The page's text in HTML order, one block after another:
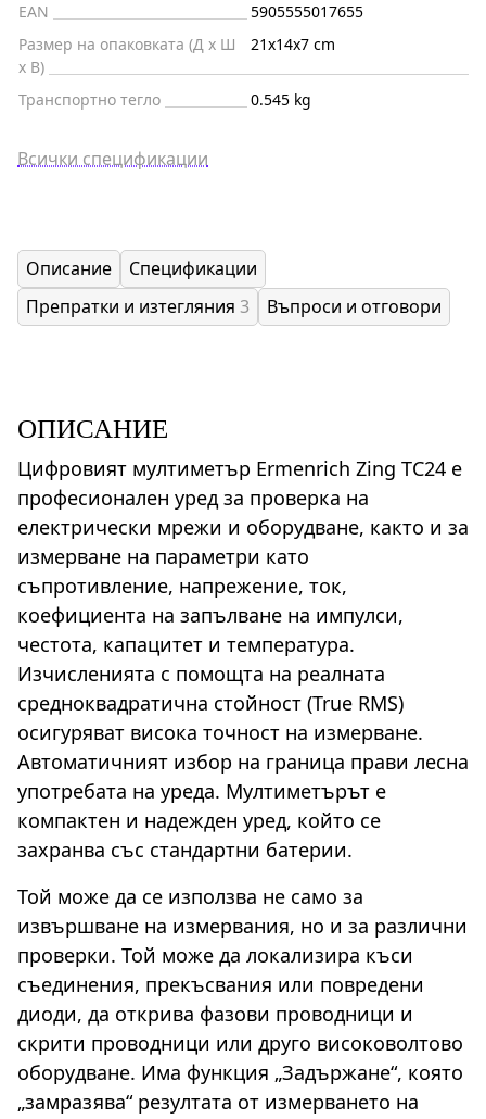
EAN
5905555017655
Размер на опаковката (Д x Ш
x В)
21x14x7 cm
Транспортно тегло 0.545 kg
Всички спецификации
Описание
Спецификации
Препратки и изтегляния 3 Въпроси и отговори
ОПИСАНИЕ
Цифровият мултиметър Ermenrich Zing TC24 е
професионален уред за проверка на
електрически мрежи и оборудване, както и за
измерване на параметри като
съпротивление, напрежение, ток,
коефициента на запълване на импулси,
честота, капацитет и температура.
Изчисленията с помощта на реалната
средноквадратична стойност (True RMS)
осигуряват висока точност на измерване.
Автоматичният избор на граница прави лесна
употребата на уреда. Мултиметърът е
компактен и надежден уред, който се
захранва със стандартни батерии.
Той може да се използва не само за
извършване на измервания, но и за различни
проверки. Той може да локализира къси
съединения, прекъсвания или повредени
диоди, да открива фазови проводници и
скрити проводници или друго високоволтово
оборудване. Има функция „Задържане“, която
„замразява“ резултата от измерването на